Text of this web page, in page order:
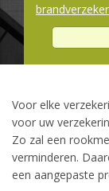
Voor elke
voor uw
Zo zal een
verminderen.
een aangepaste